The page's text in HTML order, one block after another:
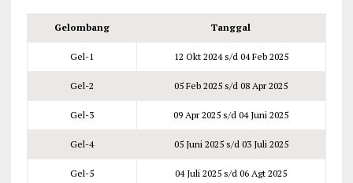
Gelombang Tanggal
Gel-1 12 Okt 2024 s/d 04 Feb 2025
Gel-2 05 Feb 2025 s/d 08 Apr 2025
Gel-3 09 Apr 2025 s/d 04 Juni 2025
Gel-4 05 Juni 2025 s/d 03 Juli 2025
Gel-5 04 Juli 2025 s/d 06 Agt 2025